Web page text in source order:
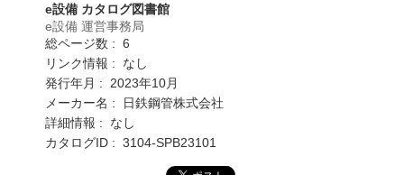
e設備 カタログ図書館
e設備 運営事務局
総ページ数 : 6
リンク情報 : なし
発行年月 : 2023年10月
メーカー名 : 日鉄鋼管株式会社
詳細情報 : なし
カタログID : 3104-SPB23101